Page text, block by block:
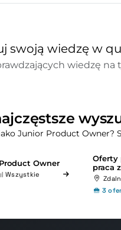
swoją wiedzę w
wiedzę
Junior Product Owner?
Owner
Wszystkie
Oferty
praca
3